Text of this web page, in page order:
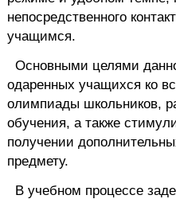
непосредственного
учащимся.
Основными целями
одаренных учащихся ко
олимпиады школьников,
обучения, а также
получении
предмету.
В учебном процессе